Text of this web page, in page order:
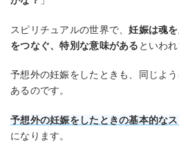
スピリチュアルの世界で、妊娠は魂
をつなぐ、特別な意味がある といわ
予想外の妊娠をしたときも、同じよ
あるのです。
予想外の妊娠をしたときの基本的な
になります。